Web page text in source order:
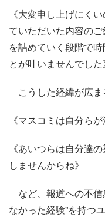
《大変申し上げにく
ていただいた内容の
を詰めていく段階で
とが叶いませんでした
こうした経緯が広
《マスコミは自分ら
《あいつらは自分達
しませんからね》
など、報道への不信
なかった経験”を持つ